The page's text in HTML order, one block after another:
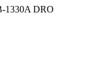
1330A DRO